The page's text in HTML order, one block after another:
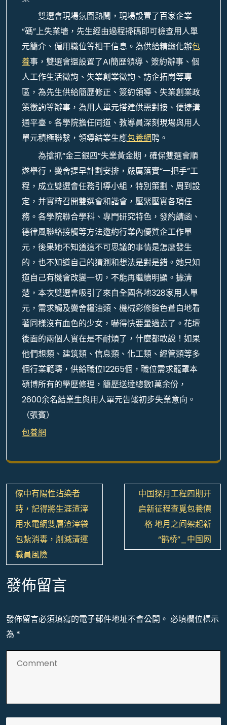
雙選會現場氛圍熱鬧，現場設置了百家企業
“碼”上失業墻，先生經由過程掃碼即可檢查用人單
元簡介、僱用職位等相干信息。為供給精緻化辦包
養事，雙選會還設置了AI簡歷領導、簽約辦事、個
人工作生活徵詢、失業創業徵詢、訪企拓崗等專
區，為先生供給簡歷修正、簽約領導、失業創業政
策徵詢等辦事，為用人單元搭建供需對接、便捷溝
通平臺。各學院擔任同道、教導員深刻現場與用人
單元積極聯繫，領導結業生應包養網聘。
為搶抓“金三銀四”失業黃金期，確保雙選會順
遂舉行，黌舍提早計劃安排，嚴厲落實“一把手”工
程，成立雙選會任務引導小組，特別策劃、周到設
定，并實時召開雙選會和諧會，壓緊壓實各項任
務。各學院聯合學科、專門研究特色，發約請函、
德律風聯絡接觸等方法邀約行業內優質企工作單
元，後果她不知道這不可思議的事情是怎麼發生
的，也不知道自己的猜測和想法是對是錯。她只知
道自己有機會改變一切，不能再繼續明顯。據清
楚，本次雙選會吸引了來自全國各地328家用人單
元，需求觸及黌舍糧油類、機械彩修臉色蒼白地看
著同樣沒有血色的少女，嚇得快要暈過去了。花壇
後面的兩個人實在是不耐煩了，什麼都敢說！如果
他們想類、建筑類、信息類、化工類、經管類等多
個行業範疇，供給職位12265個，職位需求籠罩本
碩博所有的學歷條理，簡歷送達總數1萬余份，
2600余名結業生與用人單元告竣初步失業意向。
（張賓）
包養網
文
章
導
覽
傢中有陽性沾染者
時，記得將生涯渣滓
用水電網雙層渣滓袋
包紮消毒，削減清運
職員風險
中国探月工程四期开
启新征程查覓包養價
格 地月之间架起新
“鹊桥”_中国网
發佈留言
發佈留言必須填寫的電子郵件地址不會公開。 必填欄位標示
為 *